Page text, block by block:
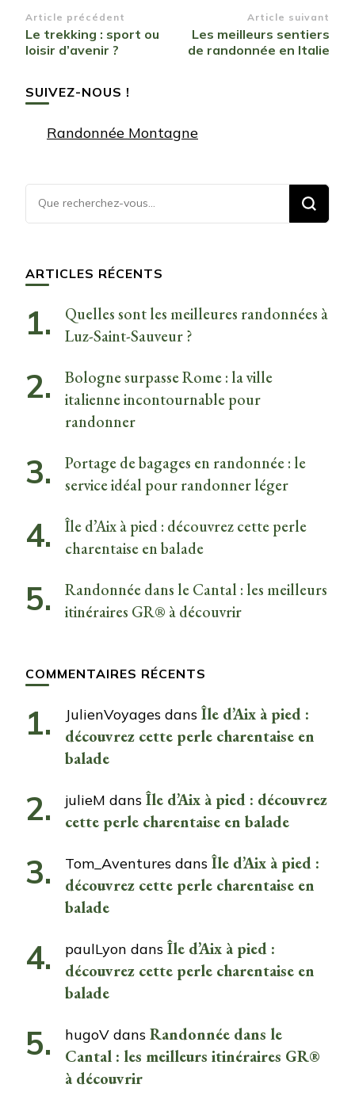
Navigation
d’article
Article précédent
Le trekking : sport ou
loisir d’avenir ?
Article suivant
Les meilleurs sentiers
de randonnée en Italie
SUIVEZ-NOUS !
Randonnée Montagne
Vous
recherchiez
ARTICLES RÉCENTS
Quelles sont les meilleures randonnées à
Luz-Saint-Sauveur ?
Bologne surpasse Rome : la ville
italienne incontournable pour
randonner
Portage de bagages en randonnée : le
service idéal pour randonner léger
Île d’Aix à pied : découvrez cette perle
charentaise en balade
Randonnée dans le Cantal : les meilleurs
itinéraires GR® à découvrir
COMMENTAIRES RÉCENTS
JulienVoyages dans Île d’Aix à pied :
découvrez cette perle charentaise en
balade
julieM dans Île d’Aix à pied : découvrez
cette perle charentaise en balade
Tom_Aventures dans Île d’Aix à pied :
découvrez cette perle charentaise en
balade
paulLyon dans Île d’Aix à pied :
découvrez cette perle charentaise en
balade
hugoV dans Randonnée dans le
Cantal : les meilleurs itinéraires GR®
à découvrir